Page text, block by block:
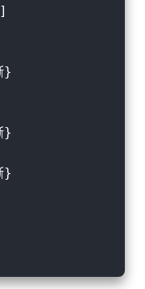
}
}
}